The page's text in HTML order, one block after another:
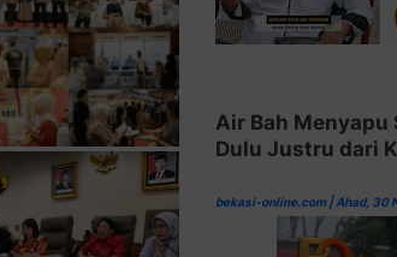
Air Bah Menyapu
Dulu Justru dari
bekasi-online.com | Ahad, 30